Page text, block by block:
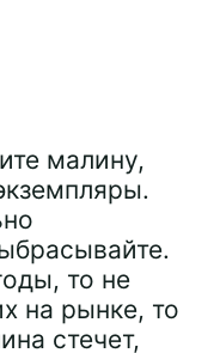
малину,
то не
на рынке, то
стечет,